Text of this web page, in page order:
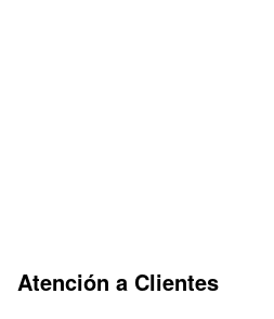
Atención a Clientes